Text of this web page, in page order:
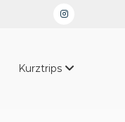
Instagram
Kurztrips